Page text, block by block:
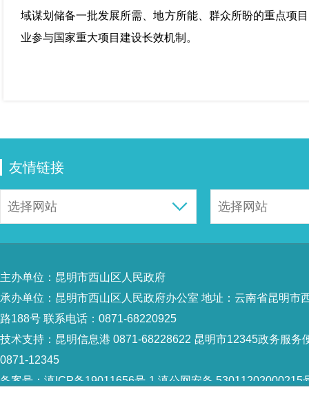
域谋划储备一批发展所需、地方所能、群众所盼的重点项
业参与国家重大项目建设长效机制。
友情链接
主办单位：昆明市西山区人民政府
承办单位：昆明市西山区人民政府办公室 地址：云南省昆明市
路188号 联系电话：0871-68220925
技术支持： 昆明信息港 0871-68228622 昆明市12345政务服务
0871-12345
备案号： 滇ICP备19011656号-1 滇公网安备 53011202000215